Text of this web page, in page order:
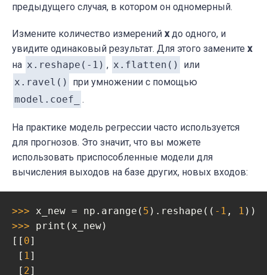
предыдущего случая, в котором он одномерный.
Измените количество измерений xдо одного, и
увидите одинаковый результат. Для этого замените x
на x.reshape(-1) , x.flatten()
или
x.ravel()
при умножении с помощью
model.coef_
.
На практике модель регрессии часто используется
для прогнозов. Это значит, что вы можете
использовать приспособленные модели для
вычисления выходов на базе других, новых входов:
>>> x_new = np.arange( 5 ).reshape(( -1 , 1
>>> print(x_new)
[[ 0]
[ 1]
[ 2]